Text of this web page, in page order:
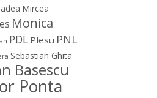
Mircea
Monica
PDL Plesu PNL
Sebastian Ghita
Basescu
Ponta